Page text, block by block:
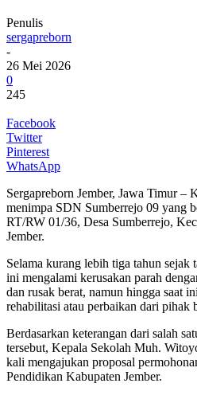
Penulis
sergapreborn
-
26 Mei 2026
0
245
Facebook
Twitter
Pinterest
WhatsApp
Sergapreborn Jember, Jawa Timur –
menimpa SDN Sumberrejo 09 yang
RT/RW 01/36, Desa Sumberrejo,
Jember.
Selama kurang lebih tiga tahun sejak
ini mengalami kerusakan parah
dan rusak berat, namun hingga saat
rehabilitasi atau perbaikan dari pihak
Berdasarkan keterangan dari salah
tersebut, Kepala Sekolah Muh.
kali mengajukan proposal
Pendidikan Kabupaten Jember.